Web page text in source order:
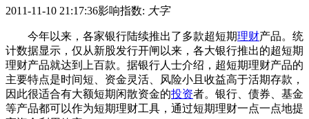
2011-11-10 21:17:36影响指数: 大字
今年以来，各家银行陆续推出了多款超短期理财产品。统
计数据显示，仅从新股发行开闸以来，各大银行推出的超短期
理财产品就达到上百款。据银行人士介绍，超短期理财产品的
主要特点是时间短、资金灵活、风险小且收益高于活期存款，
因此很适合有大额短期闲散资金的投资者。银行、债券、基金
等产品都可以作为短期理财工具，通过短期理财一点一点地提